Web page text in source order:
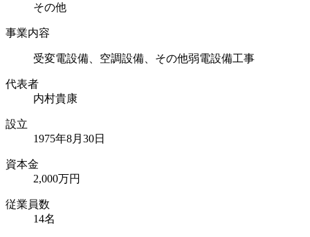
その他
事業内容
受変電設備、空調設備、その他弱電設備工事
代表者
内村貴康
設立
1975年8月30日
資本⾦
2,000万円
従業員数
14名